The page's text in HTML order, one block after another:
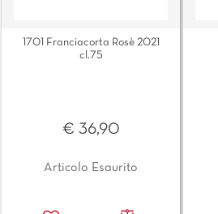
1701 Franciacorta Rosè 2021
cl.75
€ 36,90
Articolo Esaurito